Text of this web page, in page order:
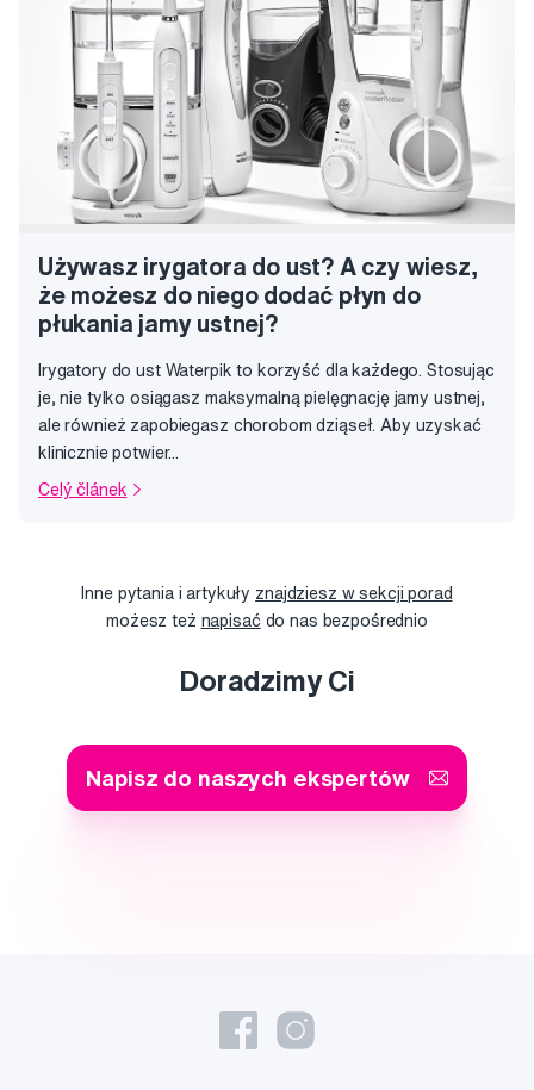
Używasz irygatora do ust? A czy wiesz,
że możesz do niego dodać płyn do
płukania jamy ustnej?
Irygatory do ust Waterpik to korzyść dla każdego. Stosując
je, nie tylko osiągasz maksymalną pielęgnację jamy ustnej,
ale również zapobiegasz chorobom dziąseł. Aby uzyskać
klinicznie potwier...
Celý článek
Inne pytania i artykuły znajdziesz w sekcji porad
możesz też napisać do nas bezpośrednio
Doradzimy Ci
Napisz do naszych ekspertów